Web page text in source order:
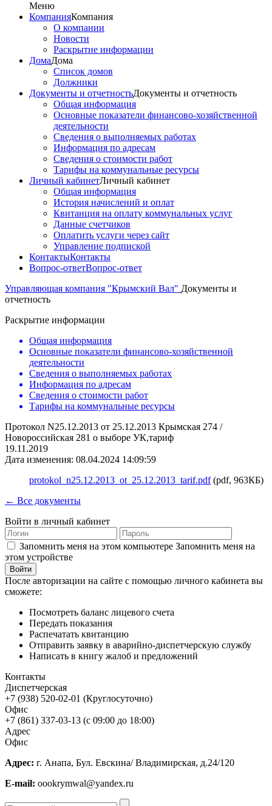
Меню
КомпанияКомпания
О компании
Новости
Раскрытие информации
ДомаДома
Список домов
Должники
Документы и отчетностьДокументы и отчетность
Общая информация
Основные показатели финансово-хозяйственной
деятельности
Сведения о выполняемых работах
Информация по адресам
Сведения о стоимости работ
Тарифы на коммунальные ресурсы
Личный кабинетЛичный кабинет
Общая информация
История начислений и оплат
Квитанция на оплату коммунальных услуг
Данные счетчиков
Оплатить услуги через сайт
Управление подпиской
КонтактыКонтакты
Вопрос-ответВопрос-ответ
Управляющая компания "Крымский Вал" Документы и
отчетность
Раскрытие информации
Общая информация
Основные показатели финансово-хозяйственной
деятельности
Сведения о выполняемых работах
Информация по адресам
Сведения о стоимости работ
Тарифы на коммунальные ресурсы
Протокол N25.12.2013 от 25.12.2013 Крымская 274 /
Новороссийская 281 о выборе УК,тариф
19.11.2019
Дата изменения: 08.04.2024 14:09:59
protokol_n25.12.2013_ot_25.12.2013_tarif.pdf(pdf, 963КБ)
← Все документы
Войти в личный кабинет
Запомнить меня на этом компьютере Запомнить меня на
этом устройстве
После авторизации на сайте с помощью личного кабинета вы
сможете:
Посмотреть баланс лицевого счета
Передать показания
Распечатать квитанцию
Отправить заявку в аварийно-диспетчерскую службу
Написать в книгу жалоб и предложений
Контакты
Диспетчерская
+7 (938) 520-02-01 (Круглосуточно)
Офис
+7 (861) 337-03-13 (с 09:00 до 18:00)
Адрес
Офис
Адрес: г. Анапа, Бул. Евскина/ Владимирская, д.24/120
E-mail: oookrymwal@yandex.ru